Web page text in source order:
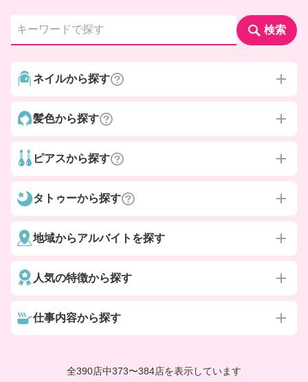
検索
ネイルから探す
髪色から探す
ピアスから探す
タトゥーから探す
地域からアルバイトを探す
人気の特徴から探す
仕事内容から探す
全390店中373〜384店を表示しています